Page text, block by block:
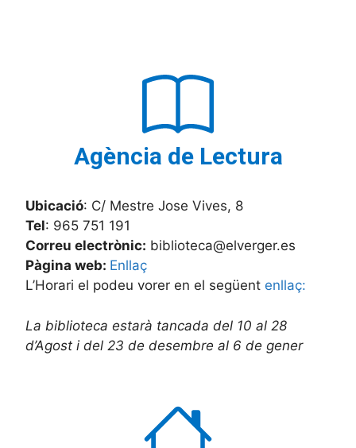
Agència de Lectura
Ubicació: C/ Mestre Jose Vives, 8
Tel: 965 751 191
Correu electrònic: biblioteca@elverger.es
Pàgina web: Enllaç
L’Horari el podeu vorer en el següent enllaç:
La biblioteca estarà tancada del 10 al 28
d’Agost i del 23 de desembre al 6 de gener